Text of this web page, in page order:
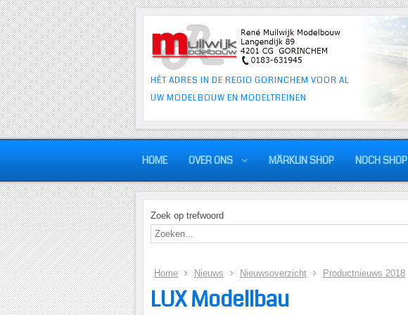
HÉT ADRES IN DE REGIO GORINCHEM VOOR AL
UW MODELBOUW EN MODELTREINEN
HOME OVER ONS MÄRKLIN SHOP NOCH SHOP
Zoek op trefwoord
Home Nieuws Nieuwsoverzicht Productnieuws 2018
LUX Modellbau